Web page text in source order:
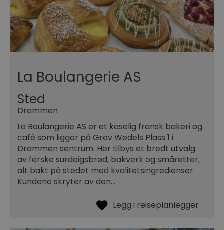
La Boulangerie AS
Sted
Drammen
La Boulangerie AS er et koselig fransk bakeri og
café som ligger på Grev Wedels Plass 1 i
Drammen sentrum. Her tilbys et bredt utvalg
av ferske surdeigsbrød, bakverk og småretter,
alt bakt på stedet med kvalitetsingredienser.
Kundene skryter av den…